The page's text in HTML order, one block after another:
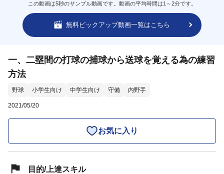
この動画は5秒のサンプル動画です。動画の平均時間は1～2分です。
無料ピックアップ動画一覧はこちら
一、二塁間の打球の捕球から送球を覚える為の練習
方法
野球 小学生向け 中学生向け 守備 内野手
2021/05/20
お気に入り
目的/上達スキル